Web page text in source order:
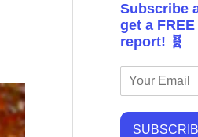
Subscribe
get a FREE
report! 🧬